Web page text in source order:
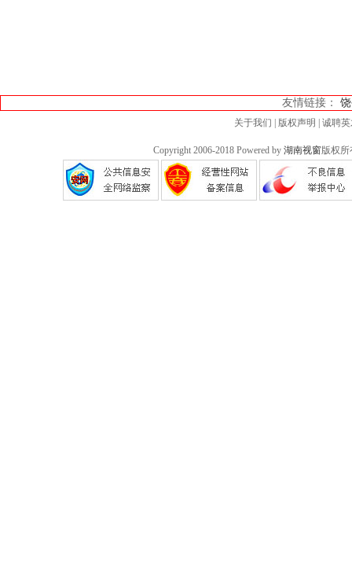
友情链接：
关于我们 版权声明 诚聘
Copyright 2006-2018 Powered by 湖南视窗版权